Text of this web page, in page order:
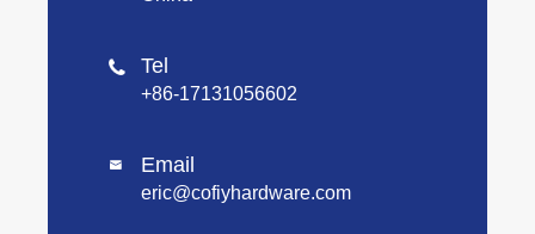
 Tel
+86-17131056602
 Email
eric@cofiyhardware.com